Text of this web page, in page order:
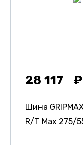
28 117
Шина
R/T Max 275/